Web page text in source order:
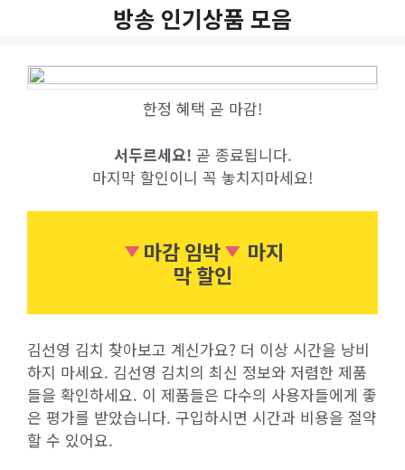
방송 인기상품 모음
한정 혜택 곧 마감!
서두르세요! 곧 종료됩니다.
마지막 할인이니 꼭 놓치지마세요!
마감 임박
마지
막 할인
김선영 김치 찾아보고 계신가요? 더 이상 시간을 낭비
하지 마세요. 김선영 김치의 최신 정보와 저렴한 제품
들을 확인하세요. 이 제품들은 다수의 사용자들에게 좋
은 평가를 받았습니다. 구입하시면 시간과 비용을 절약
할 수 있어요.